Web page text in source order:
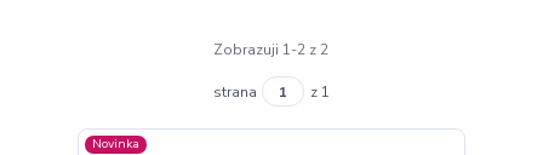
Zobrazuji 1-2 z 2
strana z 1
Novinka